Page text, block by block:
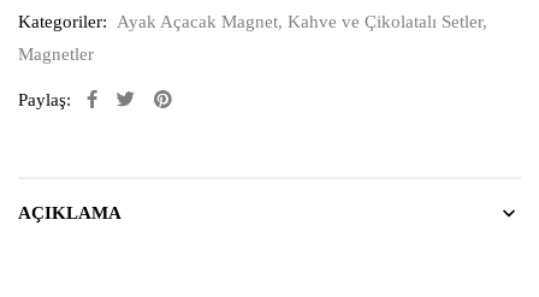
Kategoriler: Ayak Açacak Magnet, Kahve ve Çikolatalı Setler,
Magnetler
Paylaş:
AÇIKLAMA